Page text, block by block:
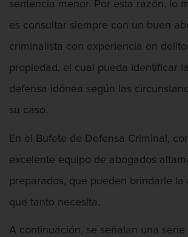
sentencia menor. Por esta razón, lo
es consultar siempre con un buen
criminalista con experiencia en
propiedad, el cual pueda identificar
defensa idónea según las
su caso.
En el Bufete de Defensa Criminal,
excelente equipo de abogados
preparados, que pueden brindarle la
que tanto necesita.
A continuación, se señalan una serie
Agresión Contra Un Agente
Público
Agresión
Agresión Que Causa Lesiones